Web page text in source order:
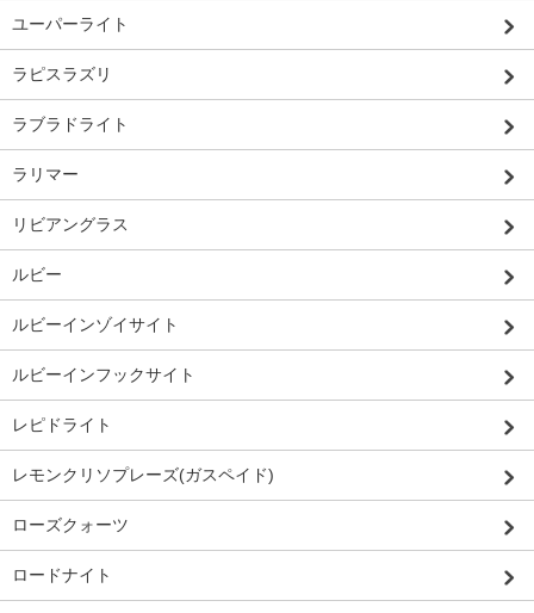
ユーパーライト
ラピスラズリ
ラブラドライト
ラリマー
リビアングラス
ルビー
ルビーインゾイサイト
ルビーインフックサイト
レピドライト
レモンクリソプレーズ(ガスペイド)
ローズクォーツ
ロードナイト